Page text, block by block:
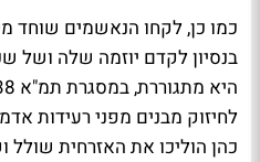
כמו כן, לקחו הנאשמים שוחד
בנסיון לקדם יוזמה שלה ושל
לחיזוק מבנים מפני רעידות
כהן הוליכו את האזרחית שולל